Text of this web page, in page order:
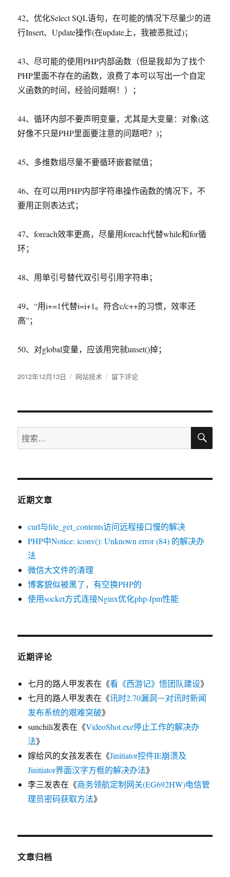
42、优化Select SQL语句，在可能的情况下尽量少的进
行Insert、Update操作(在update上，我被恶批过)；
43、尽可能的使用PHP内部函数（但是我却为了找个
PHP里面不存在的函数，浪费了本可以写出一个自定
义函数的时间，经验问题啊！）；
44、循环内部不要声明变量，尤其是大变量：对象(这
好像不只是PHP里面要注意的问题吧？)；
45、多维数组尽量不要循环嵌套赋值；
46、在可以用PHP内部字符串操作函数的情况下，不
要用正则表达式；
47、foreach效率更高，尽量用foreach代替while和for循
环；
48、用单引号替代双引号引用字符串；
49、“用i+=1代替i=i+1。符合c/c++的习惯，效率还
高”；
50、对global变量，应该用完就unset()掉；
发
2012年12月13日
分
网站技术
于
效
程
个
留下评论
搜
索：
搜
近期文章
curl与file_get_contents访问远程接口慢的解决
PHP中Notice: iconv(): Unknown error (84) 的解决办
法
微信大文件的清理
博客貌似被黑了，有空换PHP的
使用socket方式连接Nginx优化php-fpm性能
近期评论
七月的路人甲发表在《看《西游记》悟团队建设》
七月的路人甲发表在《讯时2.70漏洞－对讯时新闻
发布系统的艰难突破》
sunchili发表在《VideoShot.exe停止工作的解决办
法》
嫁给风的女孩发表在《Jinitiator控件IE崩溃及
Jinitiator界面汉字方框的解决办法》
李三发表在《商务领航定制网关(EG692HW)电信管
理员密码获取方法》
文章归档